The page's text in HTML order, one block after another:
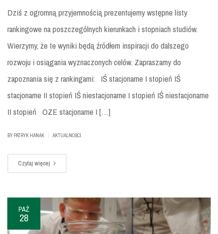
Dziś z ogromną przyjemnością prezentujemy wstępne listy
rankingowe na poszczególnych kierunkach i stopniach studiów.
Wierzymy, że te wyniki będą źródłem inspiracji do dalszego
rozwoju i osiągania wyznaczonych celów. Zapraszamy do
zapoznania się z rankingami: IŚ stacjonarne I stopień IŚ
stacjonarne II stopień IŚ niestacjonarne I stopień IŚ niestacjonarne
II stopień OZE stacjonarne I […]
BY PATRYK HANAK AKTUALNOŚCI
Czytaj więcej
PAŹ
28